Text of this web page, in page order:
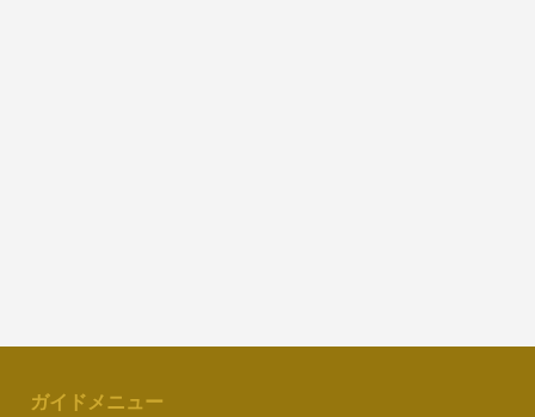
ガイドメニュー